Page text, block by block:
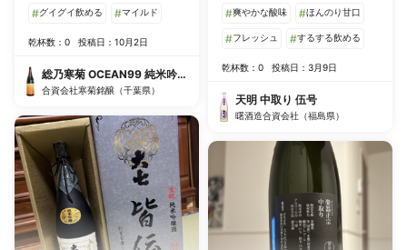
#グイグイ飲める #マイルド
乾杯数：0 投稿日：10月2日
総乃寒菊 OCEAN99 純米吟醸 橙海 -Arrival-
合資会社寒菊銘醸（千葉県）
#爽やかな酸味 #ほんのり甘口
#フレッシュ #するする飲める
乾杯数：0 投稿日：3月9日
天明 中取り 伍号
曙酒造合資会社（福島県）